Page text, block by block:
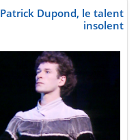
Patrick Dupond, le talent
insolent